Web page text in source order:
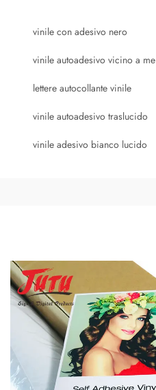
vinile con adesivo nero
vinile autoadesivo vicino a me
lettere autocollante vinile
vinile autoadesivo traslucido
vinile adesivo bianco lucido